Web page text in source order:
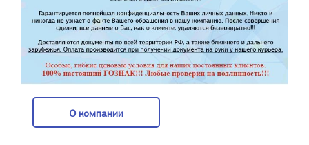
О компании